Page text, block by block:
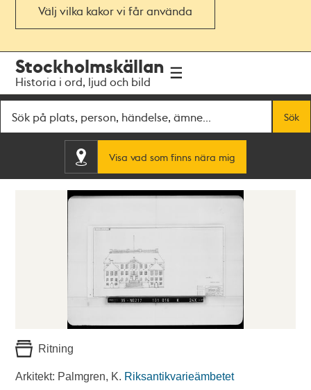
Välj vilka kakor vi får använda
navigationen
huvudinnehållet
Stockholmskällan
Historia i ord, ljud och bild
Sök
Visa vad som finns nära mig
Ritning
Arkitekt: Palmgren, K. Riksantikvarieämbetet